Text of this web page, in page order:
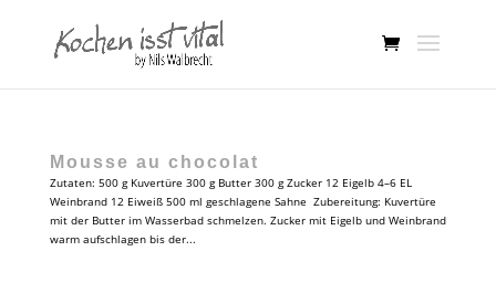
Mousse au chocolat
Zutaten: 500 g Kuvertüre 300 g Butter 300 g Zucker 12 Eigelb 4–6 EL
Weinbrand 12 Eiweiß 500 ml geschlagene Sahne Zubereitung: Kuvertüre
mit der Butter im Wasserbad schmelzen. Zucker mit Eigelb und Weinbrand
warm aufschlagen bis der...